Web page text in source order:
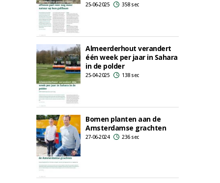
25-06-2025 358 sec
Almeerderhout verandert
één week per jaar in Sahara
in de polder
25-04-2025 138 sec
Bomen planten aan de
Amsterdamse grachten
27-06-2024 236 sec